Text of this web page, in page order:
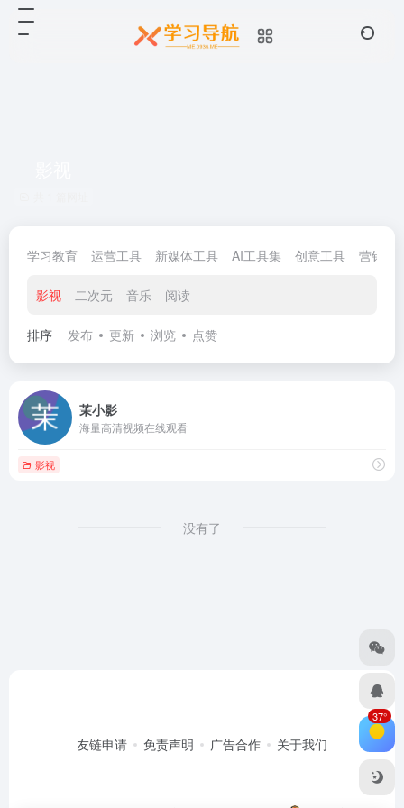
学习教育 运营工具 新媒体工具 AI工具集 创意工具 营销工
影视 二次元 音乐 阅读
排序 发布 更新 浏览 点赞
茉小影
海量高清视频在线观看
影视
没有了
友链申请 免责声明 广告合作 关于我们
37°